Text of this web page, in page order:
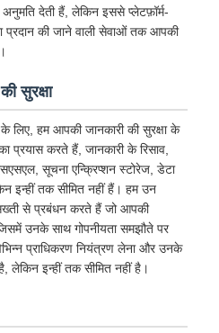
देती हैं, लेकिन इससे प्लेटफ़ॉर्म-
प्रदान की जाने वाली सेवाओं तक आपकी
सुरक्षा
के लिए, हम आपकी जानकारी की सुरक्षा के
प्रयास करते हैं, जानकारी के रिसाव,
सूचना एन्क्रिप्शन स्टोरेज, डेटा
इन्हीं तक सीमित नहीं हैं। हम उन
सख्ती से प्रबंधन करते हैं जो आपकी
उनके साथ गोपनीयता समझौते पर
प्राधिकरण नियंत्रण लेना और उनके
लेकिन इन्हीं तक सीमित नहीं है।